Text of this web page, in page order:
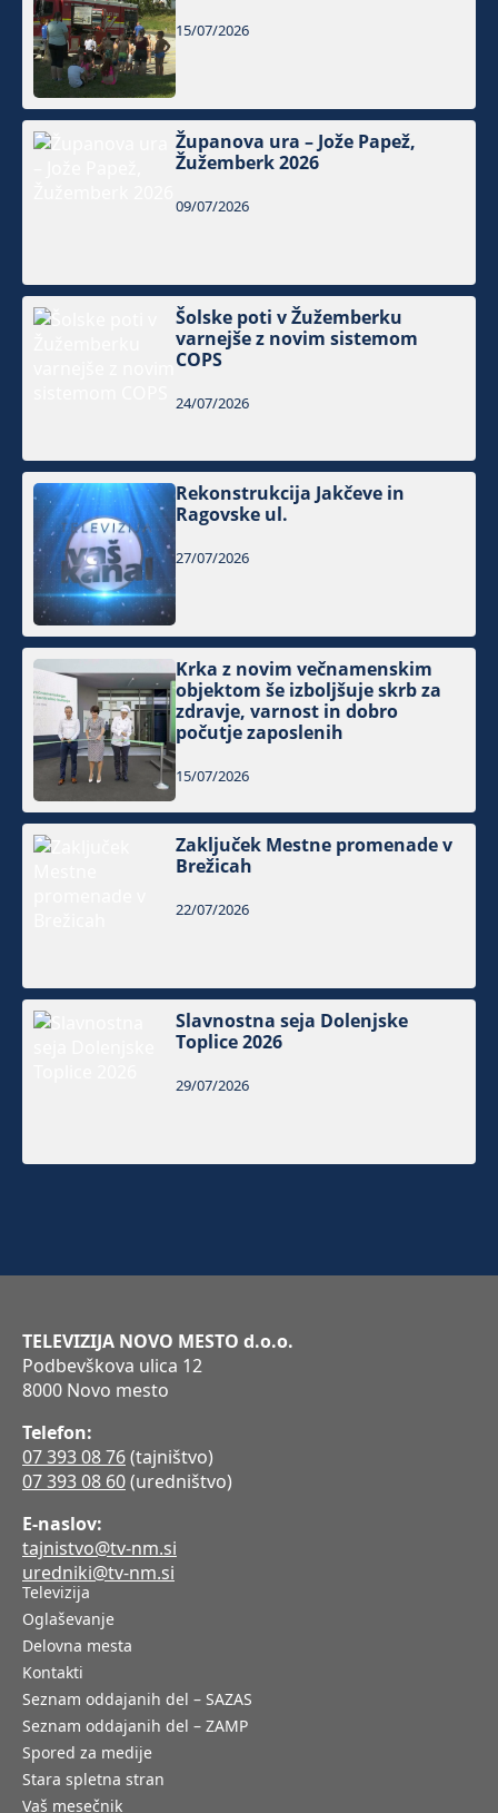
15/07/2026
Županova ura – Jože Papež,
Žužemberk 2026
09/07/2026
Šolske poti v Žužemberku
varnejše z novim sistemom
COPS
24/07/2026
Rekonstrukcija Jakčeve in
Ragovske ul.
27/07/2026
Krka z novim večnamenskim
objektom še izboljšuje skrb za
zdravje, varnost in dobro
počutje zaposlenih
15/07/2026
Zaključek Mestne promenade v
Brežicah
22/07/2026
Slavnostna seja Dolenjske
Toplice 2026
29/07/2026
TELEVIZIJA NOVO MESTO d.o.o.
Podbevškova ulica 12
8000 Novo mesto
Telefon:
07 393 08 76(tajništvo)
07 393 08 60(uredništvo)
E-naslov:
tajnistvo@tv-nm.si
uredniki@tv-nm.si
Televizija
Oglaševanje
Delovna mesta
Kontakti
Seznam oddajanih del – SAZAS
Seznam oddajanih del – ZAMP
Spored za medije
Stara spletna stran
Vaš mesečnik